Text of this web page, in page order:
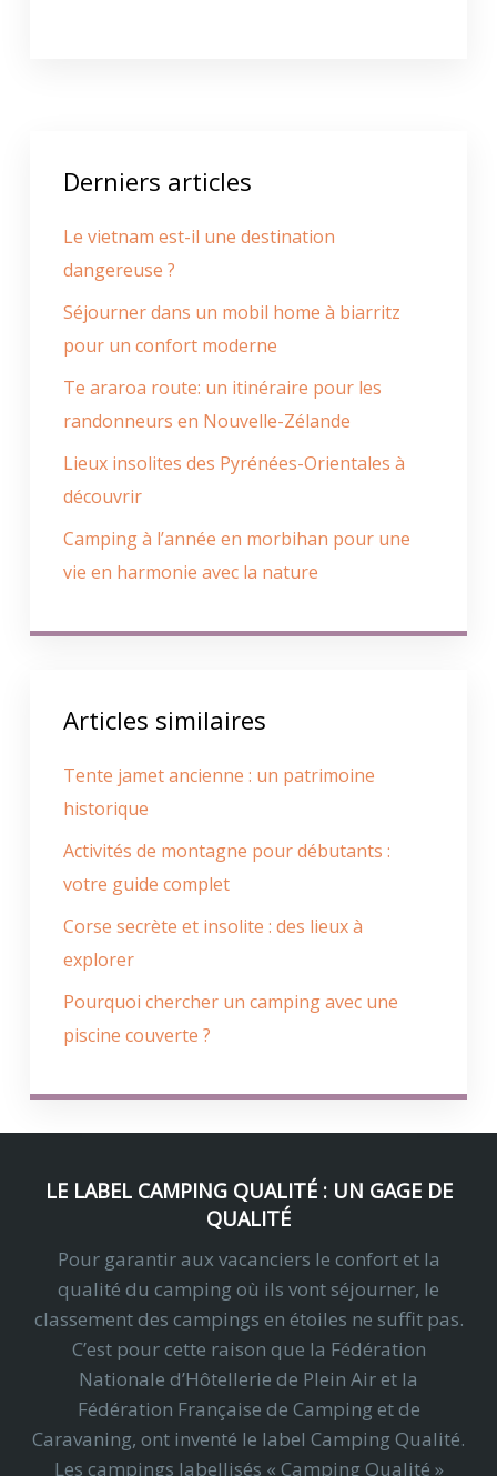
Derniers articles
Le vietnam est-il une destination
dangereuse ?
Séjourner dans un mobil home à biarritz
pour un confort moderne
Te araroa route: un itinéraire pour les
randonneurs en Nouvelle-Zélande
Lieux insolites des Pyrénées-Orientales à
découvrir
Camping à l’année en morbihan pour une
vie en harmonie avec la nature
Articles similaires
Tente jamet ancienne : un patrimoine
historique
Activités de montagne pour débutants :
votre guide complet
Corse secrète et insolite : des lieux à
explorer
Pourquoi chercher un camping avec une
piscine couverte ?
LE LABEL CAMPING QUALITÉ : UN GAGE DE
QUALITÉ
Pour garantir aux vacanciers le confort et la
qualité du camping où ils vont séjourner, le
classement des campings en étoiles ne suffit pas.
C’est pour cette raison que la Fédération
Nationale d’Hôtellerie de Plein Air et la
Fédération Française de Camping et de
Caravaning, ont inventé le label Camping Qualité.
Les campings labellisés « Camping Qualité »